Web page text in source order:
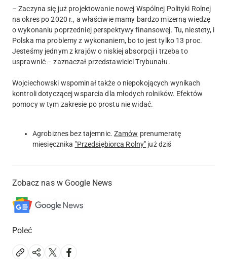
– Zaczyna się już projektowanie nowej Wspólnej Polityki Rolnej
na okres po 2020 r., a właściwie mamy bardzo mizerną wiedzę
o wykonaniu poprzedniej perspektywy finansowej. Tu, niestety, i
Polska ma problemy z wykonaniem, bo to jest tylko 13 proc.
Jesteśmy jednym z krajów o niskiej absorpcji i trzeba to
usprawnić – zaznaczał przedstawiciel Trybunału.
Wojciechowski wspominał także o niepokojących wynikach
kontroli dotyczącej wsparcia dla młodych rolników. Efektów
pomocy w tym zakresie po prostu nie widać.
Agrobiznes bez tajemnic. Zamów prenumeratę
miesięcznika "Przedsiębiorca Rolny" już dziś
Zobacz nas w Google News
Poleć